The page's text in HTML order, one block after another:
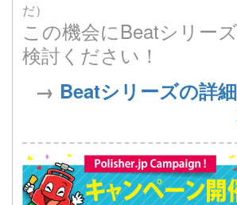
だ）
この機会にBeatシリー
検討ください！
→ Beatシリーズの詳